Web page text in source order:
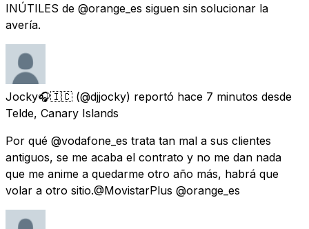
INÚTILES de @orange_es siguen sin solucionar la
avería.
Jocky🎧🇮🇨 (@djjocky) reportó hace 7 minutos desde
Telde, Canary Islands
Por qué @vodafone_es trata tan mal a sus clientes
antiguos, se me acaba el contrato y no me dan nada
que me anime a quedarme otro año más, habrá que
volar a otro sitio.@MovistarPlus @orange_es